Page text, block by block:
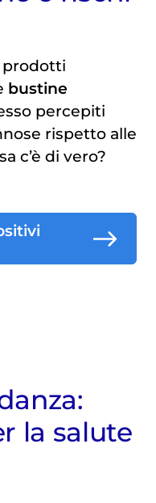
prodotti
bustine
percepiti
rispetto alle
c’è di vero?
la salute